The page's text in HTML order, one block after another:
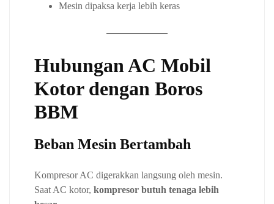
Mesin dipaksa kerja lebih keras
Hubungan AC Mobil
Kotor dengan Boros
BBM
Beban Mesin Bertambah
Kompresor AC digerakkan langsung oleh mesin.
Saat AC kotor, kompresor butuh tenaga lebih